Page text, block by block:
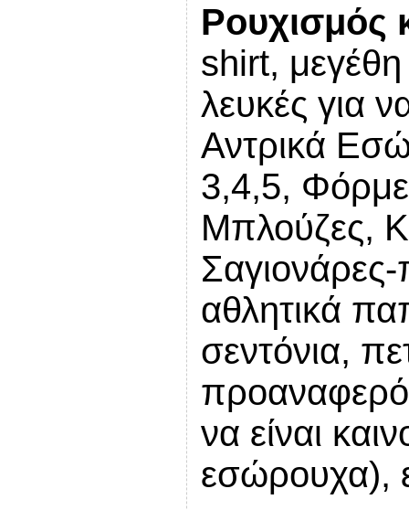
Ρουχισμός
shirt,
λευκές για
Αντρικά
3,4,5,
Μπλούζες,
Σαγιονάρες-
αθλητικά
σεντόνια,
να είναι
εσώρουχα),